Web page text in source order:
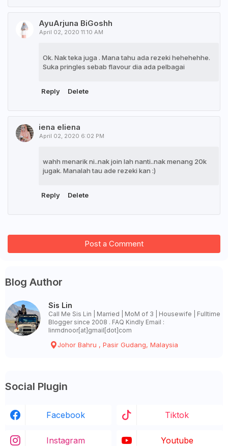
AyuArjuna BiGoshh
April 02, 2020 11:10 AM
Ok. Nak teka juga . Mana tahu ada rezeki hehehehhe.
Suka pringles sebab flavour dia ada pelbagai
Reply Delete
iena eliena
April 02, 2020 6:02 PM
wahh menarik ni..nak join lah nanti..nak menang 20k
jugak. Manalah tau ade rezeki kan :)
Reply Delete
Post a Comment
Blog Author
Sis Lin
Call Me Sis Lin | Married | MoM of 3 | Housewife | Fulltime
Blogger since 2008 . FAQ Kindly Email :
linmdnoor[at]gmail[dot]com
Johor Bahru , Pasir Gudang, Malaysia
Social Plugin
Facebook Tiktok
Instagram Youtube